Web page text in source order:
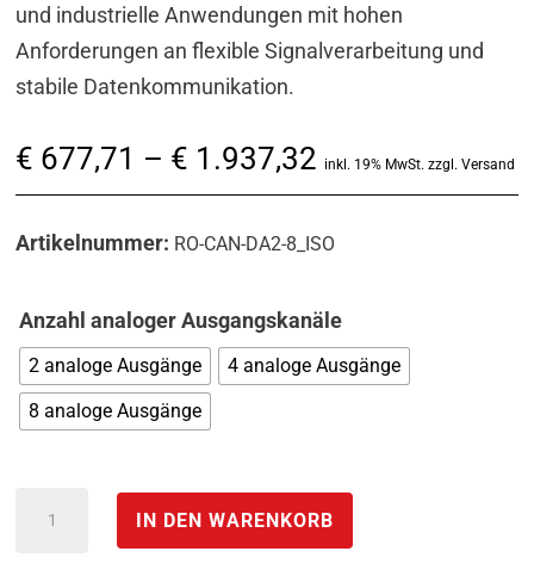
und industrielle Anwendungen mit hohen
Anforderungen an flexible Signalverarbeitung und
stabile Datenkommunikation.
€ 677,71 – € 1.937,32 Preisspanne:
€ 677,71
bis
inkl. 19% MwSt. zzgl. Versand
Artikelnummer: RO-CAN-DA2-8_ISO
Anzahl analoger Ausgangskanäle
2 analoge Ausgänge
4 analoge Ausgänge
8 analoge Ausgänge
IN DEN WARENKORB